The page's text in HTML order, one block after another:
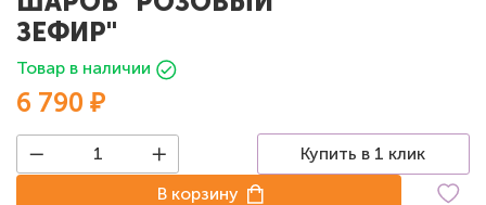
ЗЕФИР"
Товар в наличии
6 790 ₽
Купить в 1 клик
В корзину